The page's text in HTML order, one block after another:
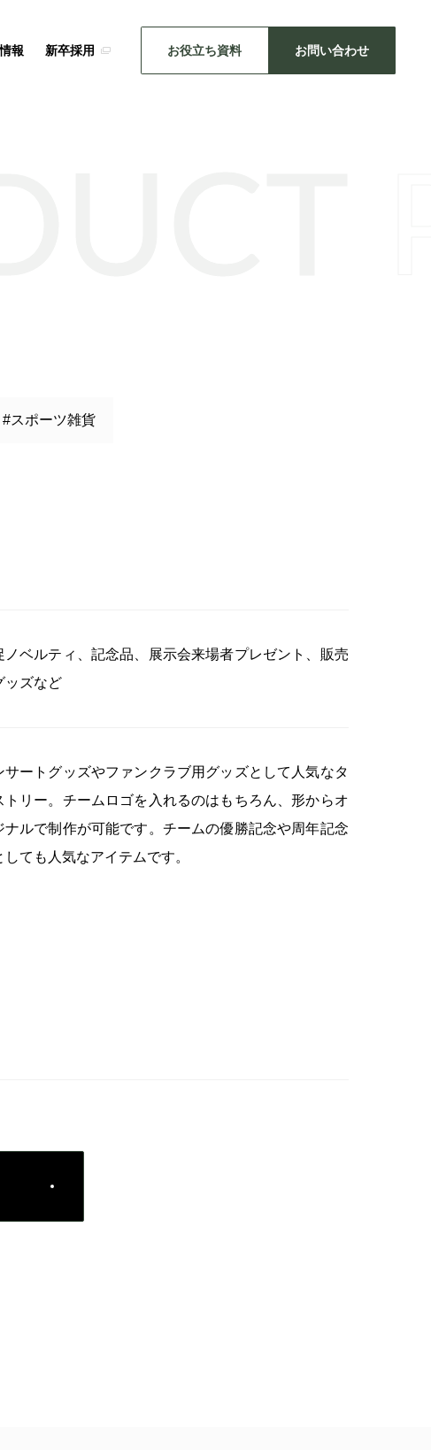
報 新卒採用 お役立ち資料 お問い合わせ
#スポーツ雑貨
ノベルティ、記念品、展示会来場者プレゼント、販売
ッズなど
サートグッズやファンクラブ用グッズとして人気なタ
トリー。チームロゴを入れるのはもちろん、形からオ
ナルで制作が可能です。チームの優勝記念や周年記念
しても人気なアイテムです。